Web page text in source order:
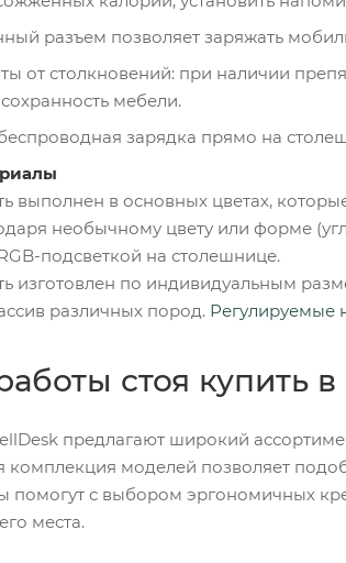
разъем позволяет заряжать
от столкновений: при наличии
мебели.
зарядка прямо на
выполнен в основных цветах,
необычному цвету или форме
подсветкой на столешнице.
изготовлен по индивидуальным
различных пород. Регулируемые
стоя купить
предлагают широкий
комплекция моделей позволяет
помогут с выбором эргономичных
места.